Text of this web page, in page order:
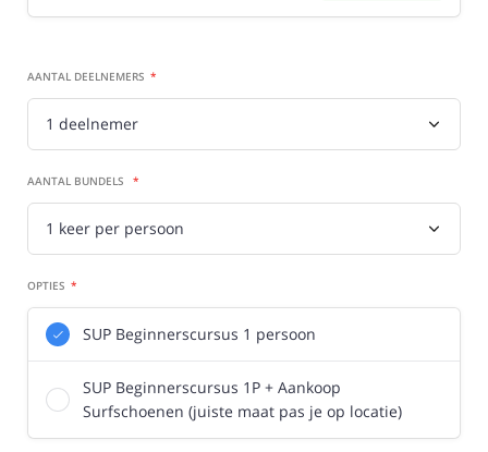
AANTAL DEELNEMERS
AANTAL BUNDELS
OPTIES
SUP Beginnerscursus 1 persoon
SUP Beginnerscursus 1P + Aankoop
Surfschoenen (juiste maat pas je op locatie)